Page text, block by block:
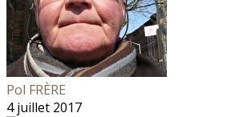
Pol FRÈRE
4 juillet 2017